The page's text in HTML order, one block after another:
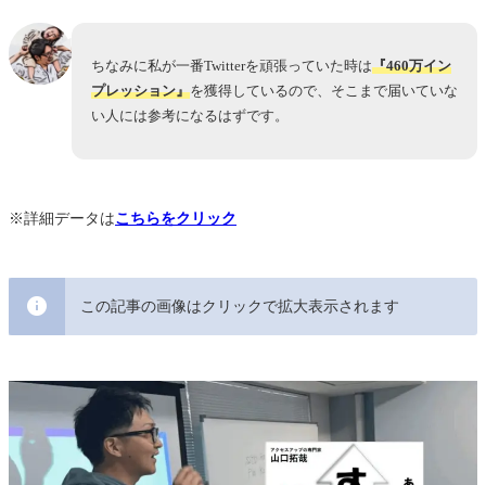
ちなみに私が一番Twitterを頑張っていた時は『460万イン
プレッション』を獲得しているので、そこまで届いていな
い人には参考になるはずです。
※詳細データはこちらをクリック
この記事の画像はクリックで拡大表示されます